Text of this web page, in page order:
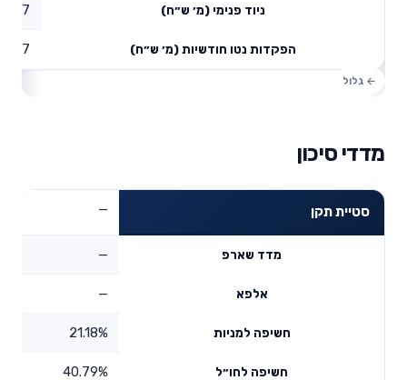
ניוד פנימי (מ׳ ש״ח)
הפקדות נטו חודשיות (מ׳ ש״ח)
מדדי סיכון
סטיית תקן —
מדד שארפ —
אלפא —
חשיפה למניות 21.18%
חשיפה לחו״ל 40.79%